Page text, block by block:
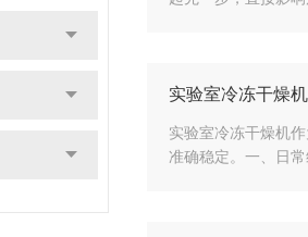
实验室冷冻干燥
实验室冷冻干燥机
准确稳定。一、​​日